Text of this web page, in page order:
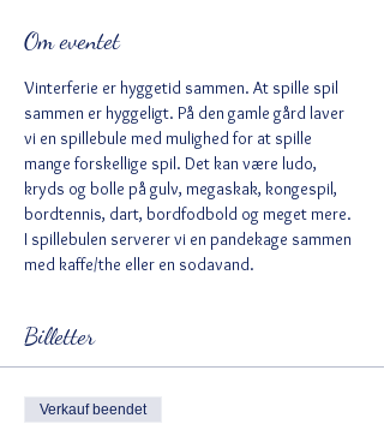
Om eventet
Vinterferie er hyggetid sammen. At spille spil
sammen er hyggeligt. På den gamle gård laver
vi en spillebule med mulighed for at spille
mange forskellige spil. Det kan være ludo,
kryds og bolle på gulv, megaskak, kongespil,
bordtennis, dart, bordfodbold og meget mere.
I spillebulen serverer vi en pandekage sammen
med kaffe/the eller en sodavand.
Billetter
Verkauf beendet